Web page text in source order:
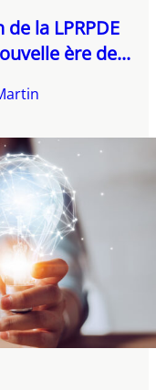
la LPRPDE
ère de...